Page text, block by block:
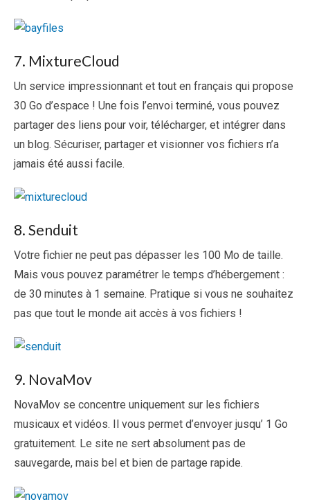
7. MixtureCloud
Un service impressionnant et tout en français qui propose
30 Go d’espace ! Une fois l’envoi terminé, vous pouvez
partager des liens pour voir, télécharger, et intégrer dans
un blog. Sécuriser, partager et visionner vos fichiers n’a
jamais été aussi facile.
8. Senduit
Votre fichier ne peut pas dépasser les 100 Mo de taille.
Mais vous pouvez paramétrer le temps d’hébergement :
de 30 minutes à 1 semaine. Pratique si vous ne souhaitez
pas que tout le monde ait accès à vos fichiers !
9. NovaMov
NovaMov se concentre uniquement sur les fichiers
musicaux et vidéos. Il vous permet d’envoyer jusqu’ 1 Go
gratuitement. Le site ne sert absolument pas de
sauvegarde, mais bel et bien de partage rapide.